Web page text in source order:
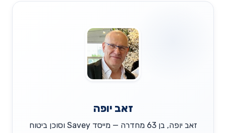
זאב יופה
זאב יופה, בן 63 מחדרה — מייסד Savey וסוכן ביטוח